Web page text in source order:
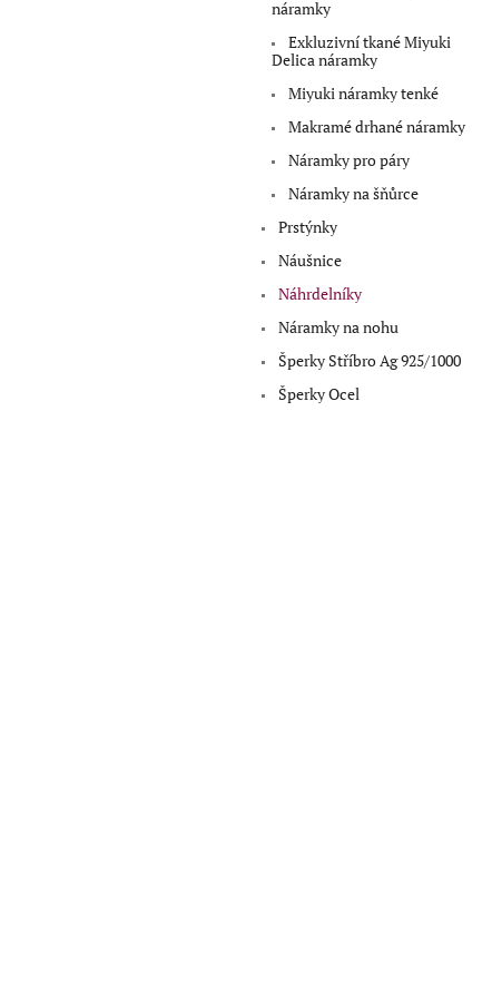
náramky
Exkluzivní tkané Miyuki
Delica náramky
Miyuki náramky tenké
Makramé drhané náramky
Náramky pro páry
Náramky na šňůrce
Prstýnky
Náušnice
Náhrdelníky
Náramky na nohu
Šperky Stříbro Ag 925/1000
Šperky Ocel